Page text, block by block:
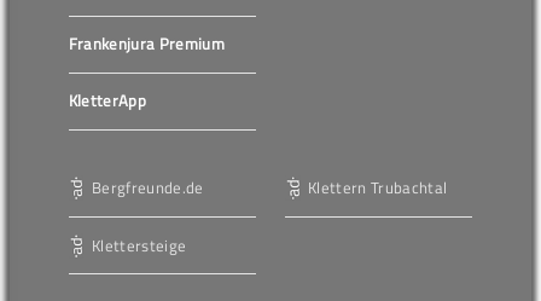
Frankenjura Premium
KletterApp
Bergfreunde.de
Klettersteige
Klettern Trubachtal